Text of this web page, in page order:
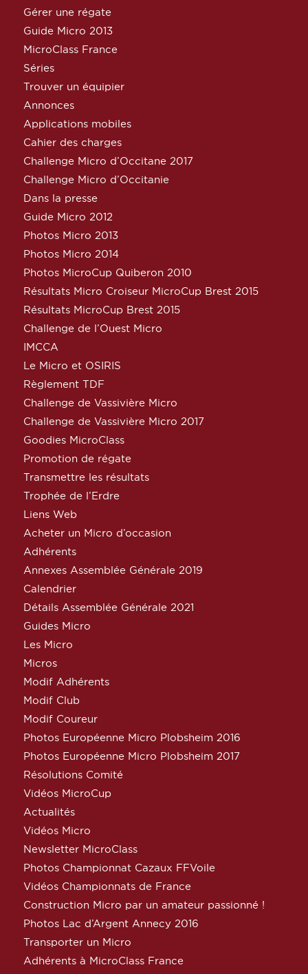
Gérer une régate
Guide Micro 2013
MicroClass France
Séries
Trouver un équipier
Annonces
Applications mobiles
Cahier des charges
Challenge Micro d’Occitane 2017
Challenge Micro d’Occitanie
Dans la presse
Guide Micro 2012
Photos Micro 2013
Photos Micro 2014
Photos MicroCup Quiberon 2010
Résultats Micro Croiseur MicroCup Brest 2015
Résultats MicroCup Brest 2015
Challenge de l’Ouest Micro
IMCCA
Le Micro et OSIRIS
Règlement TDF
Challenge de Vassivière Micro
Challenge de Vassivière Micro 2017
Goodies MicroClass
Promotion de régate
Transmettre les résultats
Trophée de l’Erdre
Liens Web
Acheter un Micro d’occasion
Adhérents
Annexes Assemblée Générale 2019
Calendrier
Détails Assemblée Générale 2021
Guides Micro
Les Micro
Micros
Modif Adhérents
Modif Club
Modif Coureur
Photos Européenne Micro Plobsheim 2016
Photos Européenne Micro Plobsheim 2017
Résolutions Comité
Vidéos MicroCup
Actualités
Vidéos Micro
Newsletter MicroClass
Photos Championnat Cazaux FFVoile
Vidéos Championnats de France
Construction Micro par un amateur passionné !
Photos Lac d’Argent Annecy 2016
Transporter un Micro
Adhérents à MicroClass France